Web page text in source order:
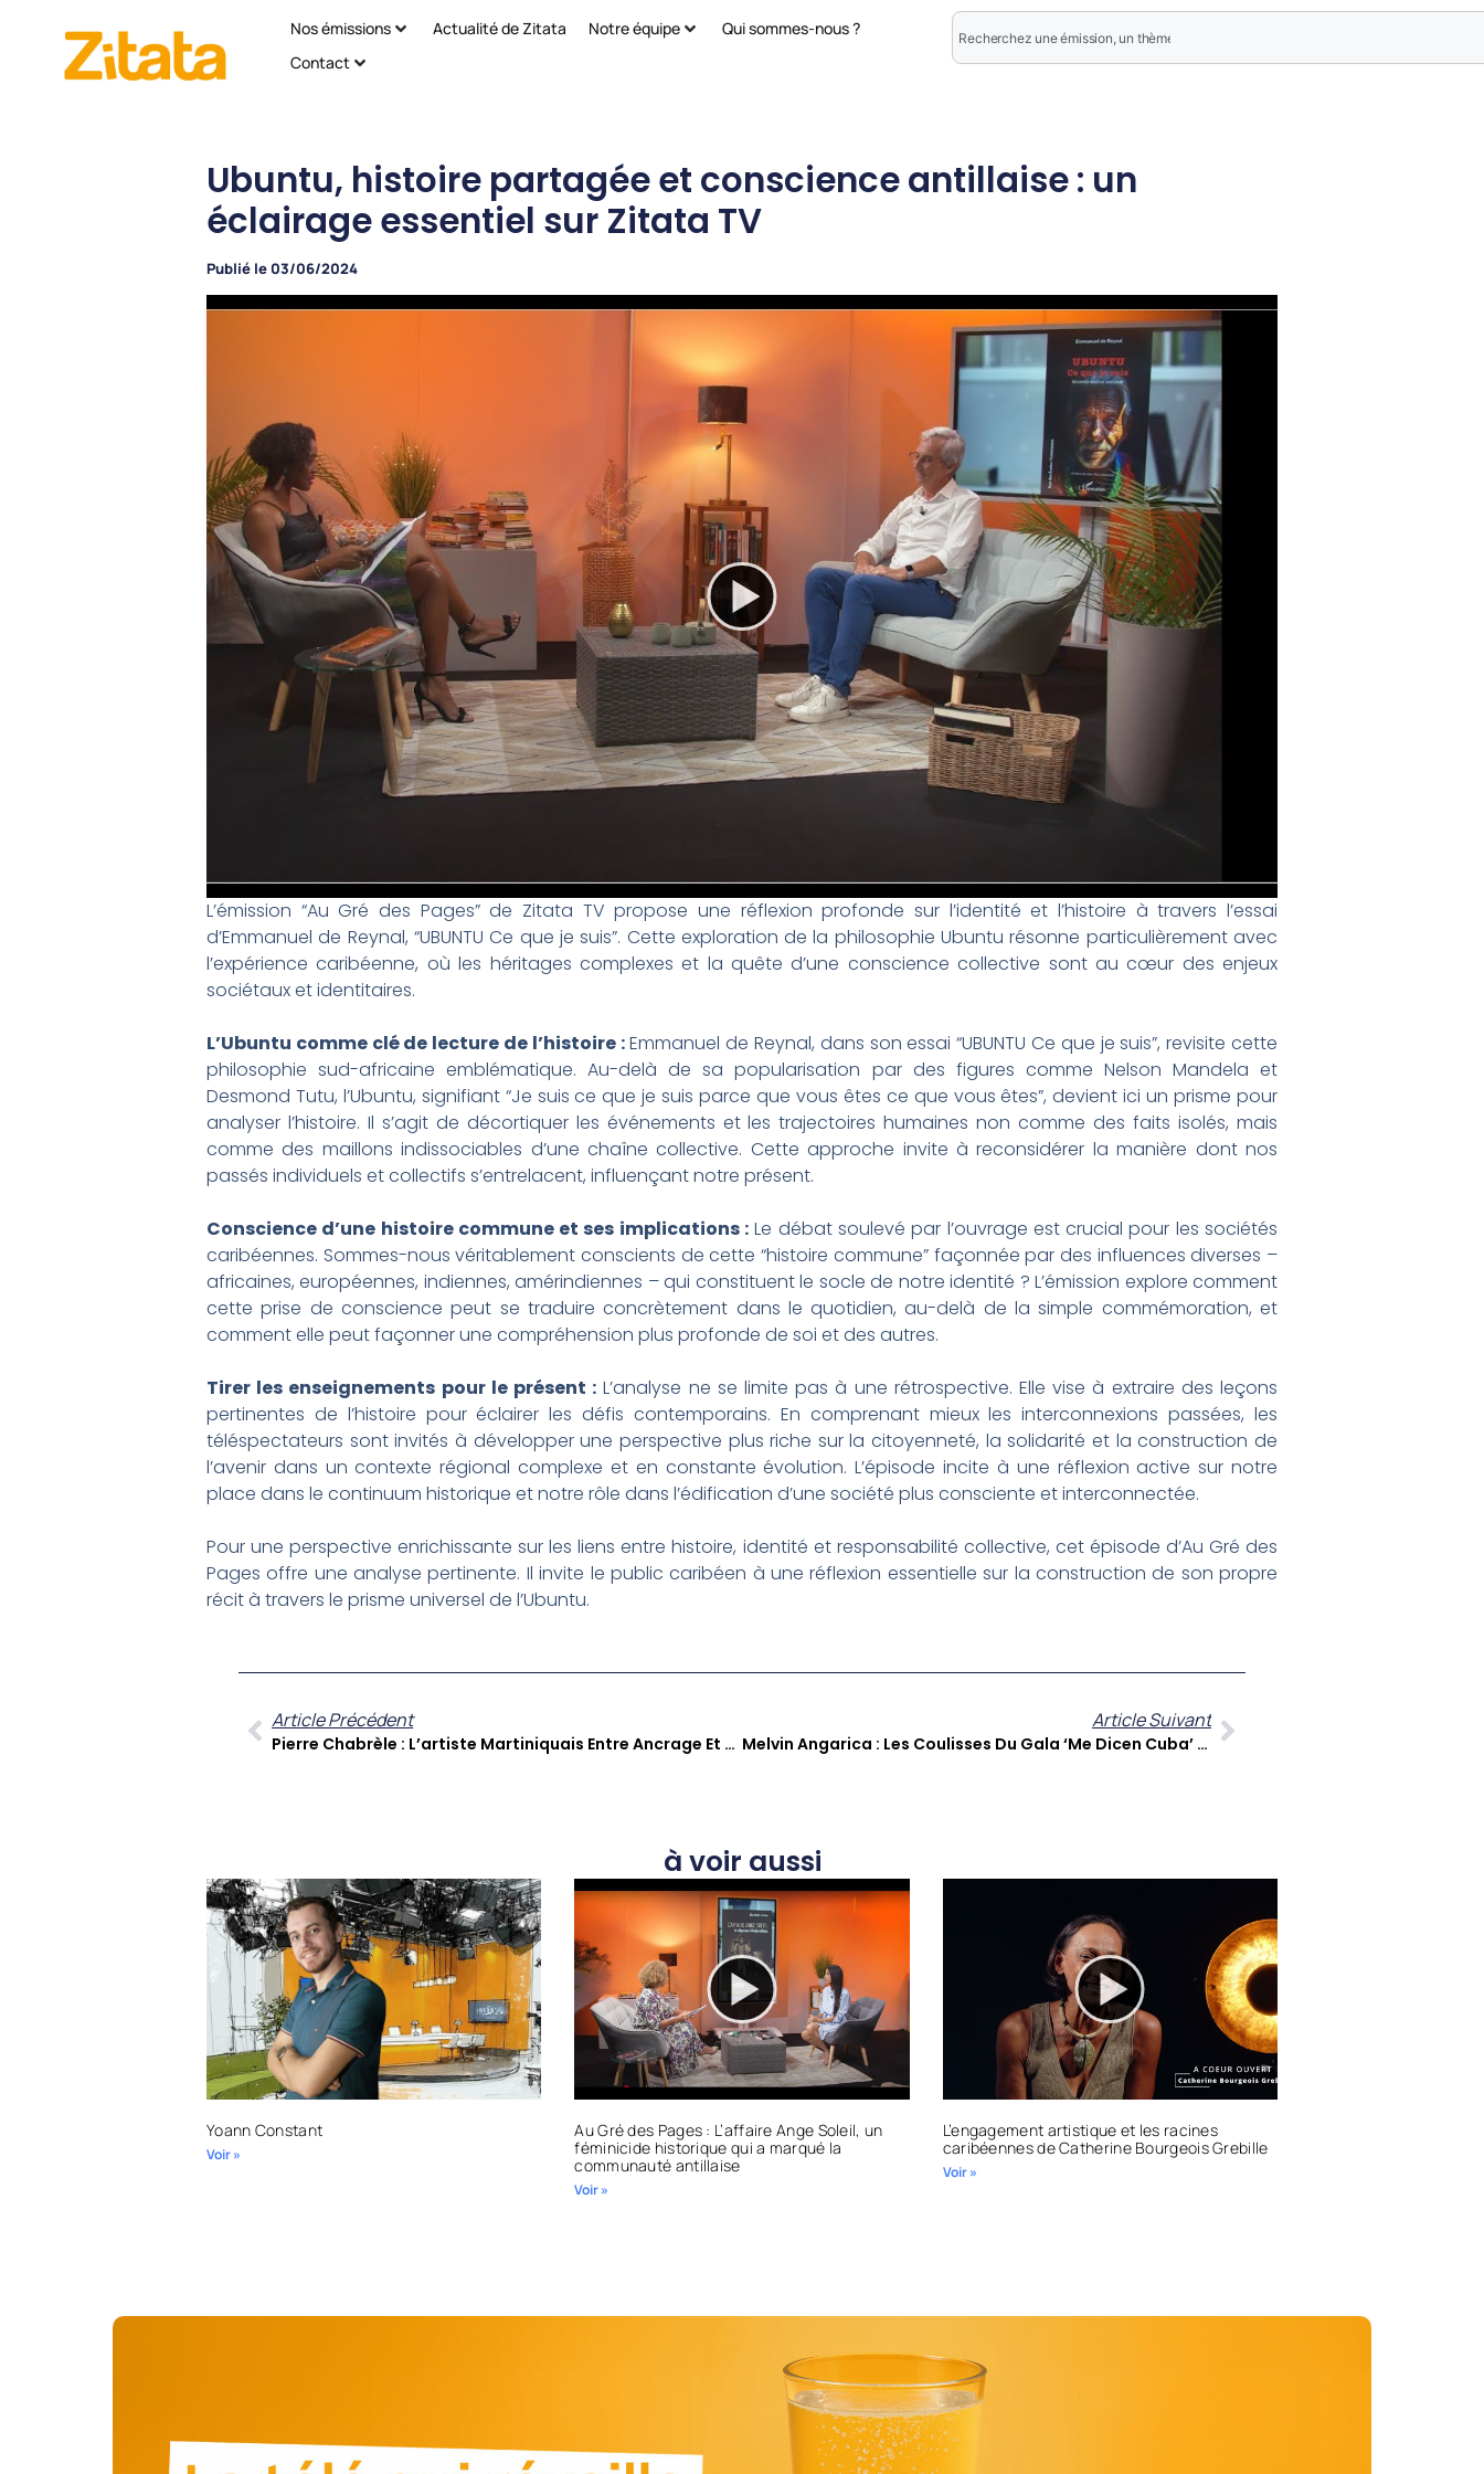
Nos émissions Actualité de Zitata Notre équipe
Qui sommes-nous ?
Contact
Ubuntu, histoire partagée et conscience antillaise : un
éclairage essentiel sur Zitata TV
Publié le 03/06/2024
L’émission “Au Gré des Pages” de Zitata TV propose une réflexion profonde sur l’identité et l’histoire à travers l’essai
d’Emmanuel de Reynal, “UBUNTU Ce que je suis”. Cette exploration de la philosophie Ubuntu résonne particulièrement avec
l’expérience caribéenne, où les héritages complexes et la quête d’une conscience collective sont au cœur des enjeux
sociétaux et identitaires.
L’Ubuntu comme clé de lecture de l’histoire :Emmanuel de Reynal, dans son essai “UBUNTU Ce que je suis”, revisite cette
philosophie sud-africaine emblématique. Au-delà de sa popularisation par des figures comme Nelson Mandela et
Desmond Tutu, l’Ubuntu, signifiant “Je suis ce que je suis parce que vous êtes ce que vous êtes”, devient ici un prisme pour
analyser l’histoire. Il s’agit de décortiquer les événements et les trajectoires humaines non comme des faits isolés, mais
comme des maillons indissociables d’une chaîne collective. Cette approche invite à reconsidérer la manière dont nos
passés individuels et collectifs s’entrelacent, influençant notre présent.
Conscience d’une histoire commune et ses implications : Le débat soulevé par l’ouvrage est crucial pour les sociétés
caribéennes. Sommes-nous véritablement conscients de cette “histoire commune” façonnée par des influences diverses –
africaines, européennes, indiennes, amérindiennes – qui constituent le socle de notre identité ? L’émission explore comment
cette prise de conscience peut se traduire concrètement dans le quotidien, au-delà de la simple commémoration, et
comment elle peut façonner une compréhension plus profonde de soi et des autres.
Tirer les enseignements pour le présent : L’analyse ne se limite pas à une rétrospective. Elle vise à extraire des leçons
pertinentes de l’histoire pour éclairer les défis contemporains. En comprenant mieux les interconnexions passées, les
téléspectateurs sont invités à développer une perspective plus riche sur la citoyenneté, la solidarité et la construction de
l’avenir dans un contexte régional complexe et en constante évolution. L’épisode incite à une réflexion active sur notre
place dans le continuum historique et notre rôle dans l’édification d’une société plus consciente et interconnectée.
Pour une perspective enrichissante sur les liens entre histoire, identité et responsabilité collective, cet épisode d’Au Gré des
Pages offre une analyse pertinente. Il invite le public caribéen à une réflexion essentielle sur la construction de son propre
récit à travers le prisme universel de l’Ubuntu.
Article Précédent
Pierre Chabrèle : L’artiste Martiniquais Entre Ancrage Et Exploration Musicale
Article Suivant
Melvin Angarica : Les Coulisses Du Gala ‘Me Dicen Cuba’ Et L’avenir De La Danse Latine Aux Antilles
à voir aussi
Yoann Constant
Voir »
Au Gré des Pages : L’affaire Ange Soleil, un
féminicide historique qui a marqué la
communauté antillaise
Voir »
L’engagement artistique et les racines
caribéennes de Catherine Bourgeois Grebille
Voir »